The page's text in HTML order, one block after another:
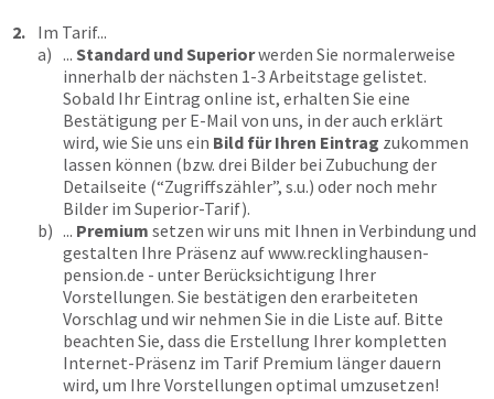
2. Im Tarif...
a) ... Standard und Superiorwerden Sie normalerweise
innerhalb der nächsten 1-3 Arbeitstage gelistet.
Sobald Ihr Eintrag online ist, erhalten Sie eine
Bestätigung per E-Mail von uns, in der auch erklärt
wird, wie Sie uns ein Bild für Ihren Eintrag zukommen
lassen können (bzw. drei Bilder bei Zubuchung der
Detailseite (“Zugriffszähler”, s.u.) oder noch mehr
Bilder im Superior-Tarif).
b) ... Premium setzen wir uns mit Ihnen in Verbindung und
gestalten Ihre Präsenz aufwww.recklinghausen-
pension.de - unter Berücksichtigung Ihrer
Vorstellungen. Sie bestätigen den erarbeiteten
Vorschlag und wir nehmen Sie in die Liste auf. Bitte
beachten Sie, dass die Erstellung Ihrer kompletten
Internet-Präsenz im Tarif Premium länger dauern
wird, um Ihre Vorstellungen optimal umzusetzen!